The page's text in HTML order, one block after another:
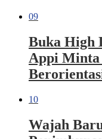
09
Buka High
Appi Minta
10
Wajah